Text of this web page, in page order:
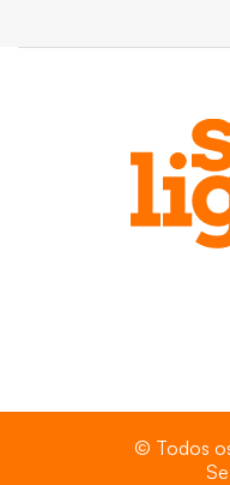
© Todos